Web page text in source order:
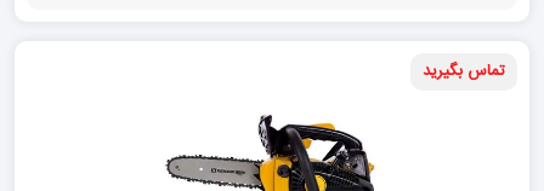
تماس بگیرید